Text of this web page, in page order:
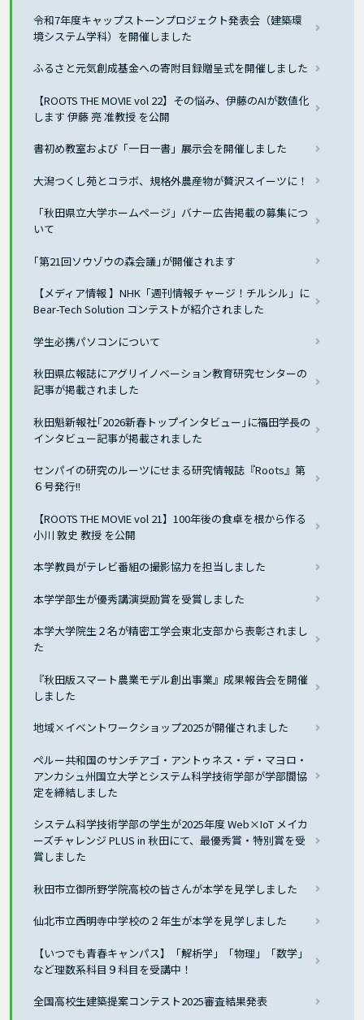
令和7年度キャップストーンプロジェクト発表会（建築環
境システム学科）を開催しました
ふるさと元気創成基金への寄附目録贈呈式を開催しました
【ROOTS THE MOVIE vol 22】その悩み、伊藤のAIが数値化
します 伊藤 亮 准教授 を公開
書初め教室および「一日一書」展示会を開催しました
大潟つくし苑とコラボ、規格外農産物が贅沢スイーツに！
「秋田県立大学ホームページ」バナー広告掲載の募集につ
いて
｢第21回ソウゾウの森会議｣が開催されます
【メディア情報 】NHK「週刊情報チャージ！チルシル」に
Bear-Tech Solution コンテストが紹介されました
学生必携パソコンについて
秋田県広報誌にアグリイノベーション教育研究センターの
記事が掲載されました
秋田魁新報社｢2026新春トップインタビュー｣に福田学長の
インタビュー記事が掲載されました
センパイの研究のルーツにせまる研究情報誌『Roots』第
６号発行!!
【ROOTS THE MOVIE vol 21】100年後の食卓を根から作る
小川 敦史 教授 を公開
本学教員がテレビ番組の撮影協力を担当しました
本学学部生が優秀講演奨励賞を受賞しました
本学大学院生２名が精密工学会東北支部から表彰されまし
た
『秋田版スマート農業モデル創出事業』成果報告会を開催
しました
地域×イベントワークショップ2025が開催されました
ペルー共和国のサンチアゴ・アントゥネス・デ・マヨロ・
アンカシュ州国立大学とシステム科学技術学部が学部間協
定を締結しました
システム科学技術学部の学生が2025年度 Web×IoT メイカ
ーズチャレンジ PLUS in 秋田にて、最優秀賞・特別賞を受
賞しました
秋田市立御所野学院高校の皆さんが本学を見学しました
仙北市立西明寺中学校の２年生が本学を見学しました
【いつでも青春キャンパス】「解析学」「物理」「数学」
など理数系科目９科目を受講中！
全国高校生建築提案コンテスト2025審査結果発表